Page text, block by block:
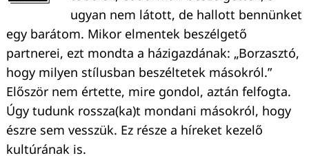
ugyan nem látott, de hallott bennünket
egy barátom. Mikor elmentek beszélgető
partnerei, ezt mondta a házigazdának: „Borzasztó,
hogy milyen stílusban beszéltetek másokról.”
Először nem értette, mire gondol, aztán felfogta.
Úgy tudunk rossza(ka)t mondani másokról, hogy
észre sem vesszük. Ez része a híreket kezelő
kultúrának is.